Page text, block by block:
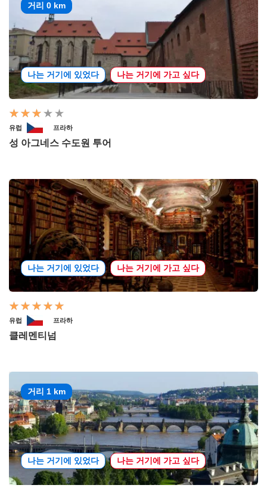
거리 0 km
나는 거기에 있었다 나는 거기에 가고 싶다
유럽 프라하
성 아그네스 수도원 투어
나는 거기에 있었다 나는 거기에 가고 싶다
유럽 프라하
클레멘티넘
거리 1 km
나는 거기에 있었다 나는 거기에 가고 싶다